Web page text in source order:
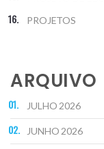
PROJETOS
ARQUIVO
JULHO 2026
JUNHO 2026